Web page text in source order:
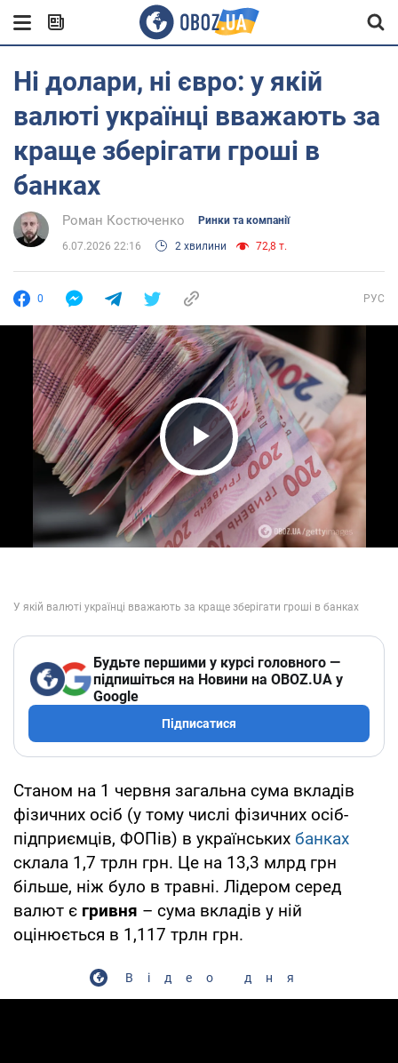
Ні долари, ні євро: у якій
валюті українці вважають за
краще зберігати гроші в
банках
Роман Костюченко Ринки та компанії
6.07.2026 22:16 2 хвилини 72,8 т.
0 РУС
Play Video
Будьте першими у курсі головного —
підпишіться на Новини на OBOZ.UA у
Google
Підписатися
Станом на 1 червня загальна сума вкладів
фізичних осіб (у тому числі фізичних осіб-
підприємців, ФОПів) в українських банках
склала 1,7 трлн грн. Це на 13,3 млрд грн
більше, ніж було в травні. Лідером серед
валют є гривня – сума вкладів у ній
оцінюється в 1,117 трлн грн.
Відео дня